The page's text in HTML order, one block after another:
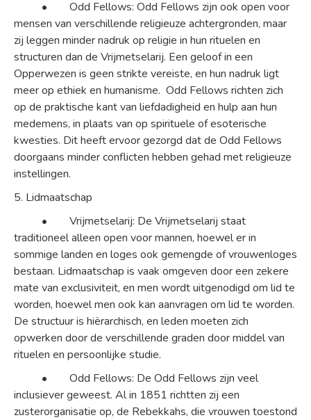
• Odd Fellows: Odd Fellows zijn ook open voor
mensen van verschillende religieuze achtergronden, maar
zij leggen minder nadruk op religie in hun rituelen en
structuren dan de Vrijmetselarij. Een geloof in een
Opperwezen is geen strikte vereiste, en hun nadruk ligt
meer op ethiek en humanisme. Odd Fellows richten zich
op de praktische kant van liefdadigheid en hulp aan hun
medemens, in plaats van op spirituele of esoterische
kwesties. Dit heeft ervoor gezorgd dat de Odd Fellows
doorgaans minder conflicten hebben gehad met religieuze
instellingen.
5. Lidmaatschap
• Vrijmetselarij: De Vrijmetselarij staat
traditioneel alleen open voor mannen, hoewel er in
sommige landen en loges ook gemengde of vrouwenloges
bestaan. Lidmaatschap is vaak omgeven door een zekere
mate van exclusiviteit, en men wordt uitgenodigd om lid te
worden, hoewel men ook kan aanvragen om lid te worden.
De structuur is hiërarchisch, en leden moeten zich
opwerken door de verschillende graden door middel van
rituelen en persoonlijke studie.
• Odd Fellows: De Odd Fellows zijn veel
inclusiever geweest. Al in 1851 richtten zij een
zusterorganisatie op, de Rebekkahs, die vrouwen toestond